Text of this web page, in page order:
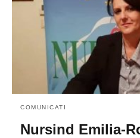
COMUNICATI
Nursind Emilia-